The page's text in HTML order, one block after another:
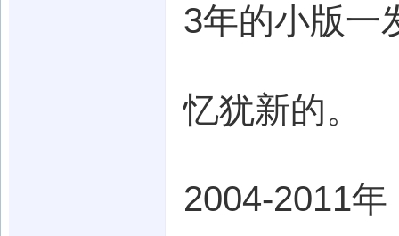
3年的小版一
忆犹新的。
2004-2011